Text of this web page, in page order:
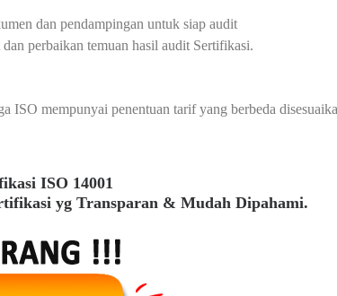
dan pendampingan untuk siap audit
perbaikan temuan hasil audit Sertifikasi.
ISO mempunyai penentuan tarif yang berbeda
ISO 14001
yg Transparan & Mudah Dipahami.